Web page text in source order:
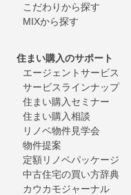
こだわりから探す
MIXから探す
住まい購入のサポート
エージェントサービス
サービスラインナップ
住まい購入セミナー
住まい購入相談
リノベ物件見学会
物件提案
定額リノベパッケージ
中古住宅の買い方辞典
カウカモジャーナル